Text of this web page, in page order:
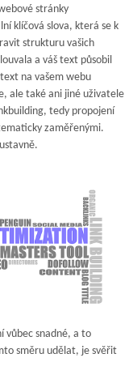
stránky
klíčová slova, která se k
strukturu vašich
a váš text působil
na vašem webu
ale také ani jiné uživatele
tedy propojení
zaměřenými.
vůbec snadné, a to
směru udělat, je svěřit